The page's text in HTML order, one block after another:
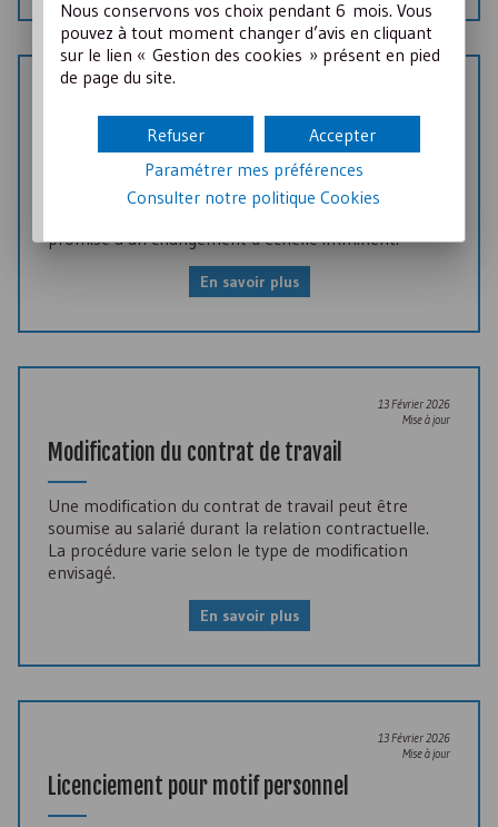
L’insertion par l’activité économique (
Fer de lance de la lutte contre le chômage de longue
promise à un changement d’échelle imminent.
En savoir plus
13 Février 2026
Mise à jour
Modification du contrat de travail
Une modification du contrat de travail peut être
soumise au salarié durant la relation contractuelle.
La procédure varie selon le type de modification
envisagé.
En savoir plus
13 Février 2026
Mise à jour
Licenciement pour motif personnel
Nous conservons vos choix pendant 6 mois. Vous
pouvez à tout moment changer d’avis en cliquant
sur le lien « Gestion des cookies » présent en pied
de page du site.
Accepter
Refuser
Paramétrer mes préférences
Consulter notre politiqueCookies